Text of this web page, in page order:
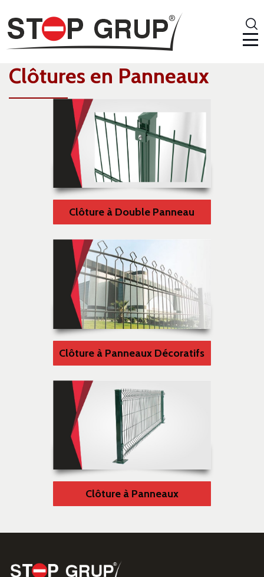
Clôtures en Panneaux
Clôture à Double Panneau
Clôture à Panneaux Décoratifs
Clôture à Panneaux